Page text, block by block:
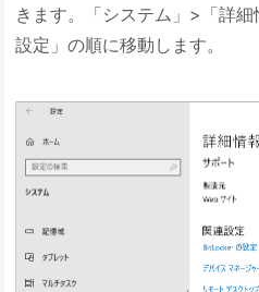
きます。「システム」>「詳
設定」の順に移動します。